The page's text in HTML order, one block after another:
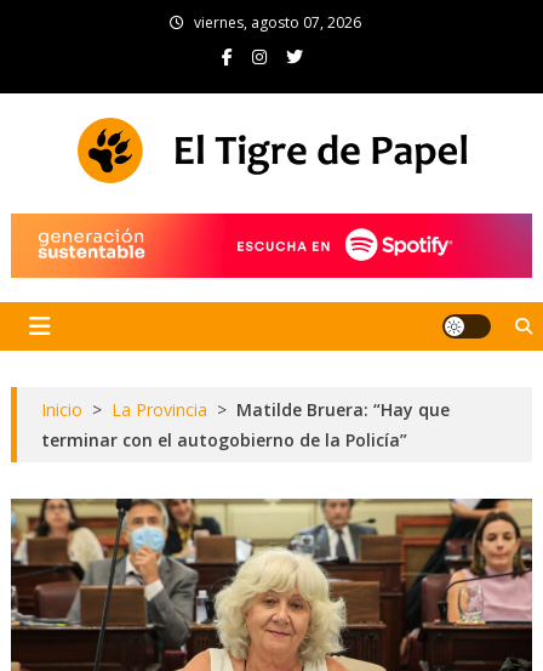
viernes, agosto 07, 2026
Inicio > La Provincia > Matilde Bruera: “Hay que
terminar con el autogobierno de la Policía”